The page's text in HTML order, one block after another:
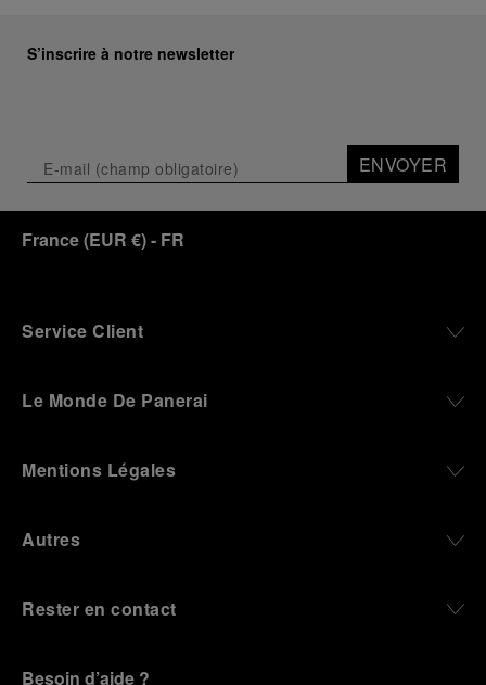
S’inscrire à notre newsletter
ENVOYER
France(EUR €)- FR
Service Client
Le Monde De Panerai
Mentions Légales
Autres
Rester en contact
Besoin d’aide ?